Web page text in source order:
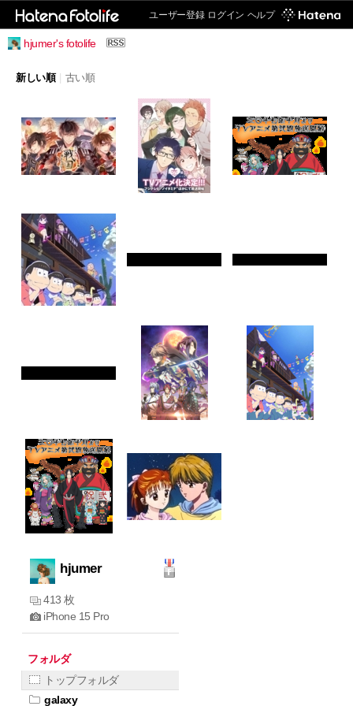
ユーザー登録 ログイン ヘルプ
hjumer's fotolife
新しい順 古い順
hjumer
413 枚
iPhone 15 Pro
フォルダ
トップフォルダ
galaxy